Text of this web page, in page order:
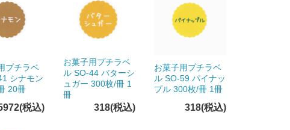
プチラベ
シナモン
20冊
お菓子用プチラベ
ル SO-44 バターシ
ュガー 300枚/冊 1
冊
お菓子用プチラベ
ル SO-59 パイナッ
プル 300枚/冊 1冊
税込) 318(税込) 318(税込)